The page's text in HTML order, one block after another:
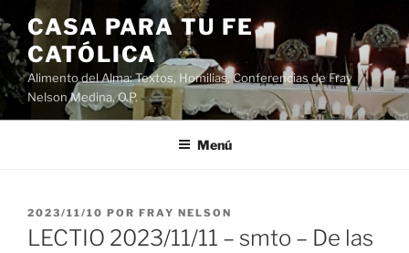
Saltar
al
contenido
CASA PARA TU FE
CATÓLICA
Alimento del Alma: Textos, Homilias, Conferencias de Fray
Nelson Medina, O.P.
Menú
PUBLICADO
EL
2023/11/10 POR FRAY NELSON
LECTIO 2023/11/11 – smto – De las